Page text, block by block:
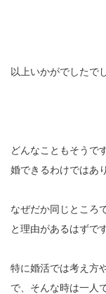
以上いかがでしたで
どんなこともそうで
婚できるわけではあ
なぜだか同じところ
と理由があるはずです
特に婚活では考え方
で、そんな時は一人